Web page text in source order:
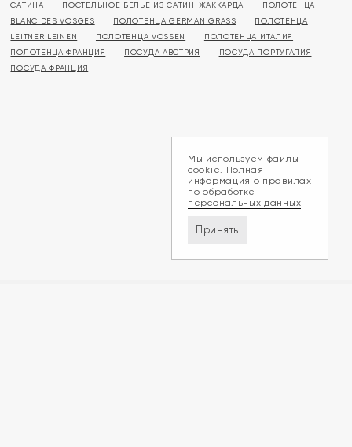
САТИНА
ПОСТЕЛЬНОЕ БЕЛЬЕ ИЗ САТИН-ЖАККАРДА
ПОЛОТЕНЦА
BLANC DES VOSGES
ПОЛОТЕНЦА GERMAN GRASS
ПОЛОТЕНЦА
LEITNER LEINEN
ПОЛОТЕНЦА VOSSEN
ПОЛОТЕНЦА ИТАЛИЯ
ПОЛОТЕНЦА ФРАНЦИЯ
ПОСУДА АВСТРИЯ
ПОСУДА ПОРТУГАЛИЯ
ПОСУДА ФРАНЦИЯ
Мы используем файлы
cookie. Полная
информация о правилах
по обработке
персональных данных
Принять